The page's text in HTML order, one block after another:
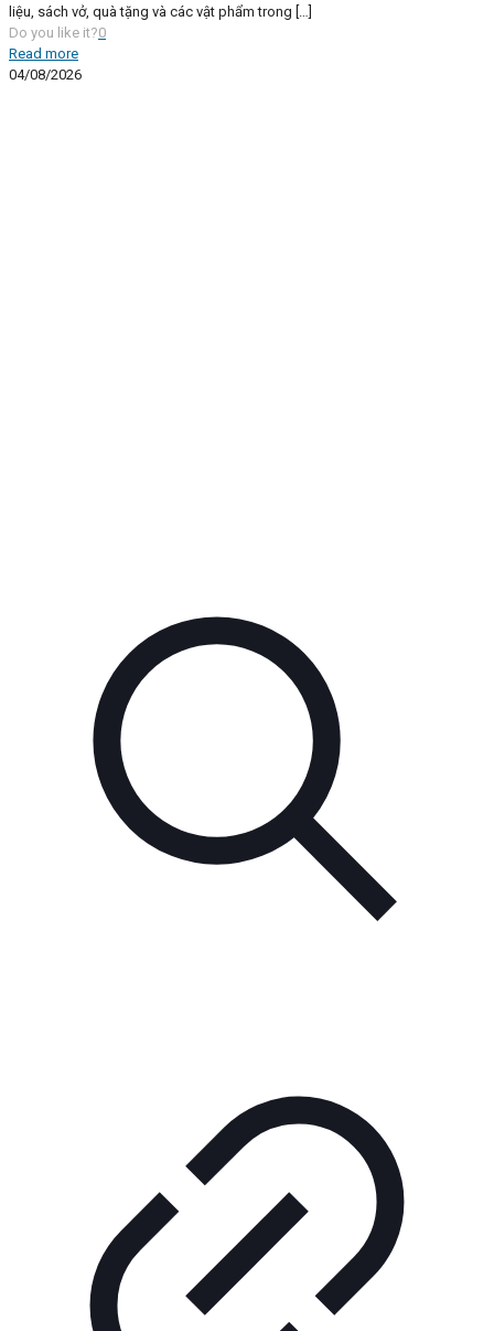
liệu, sách vở, quà tặng và các vật phẩm trong
Do you like it?0
Read more
04/08/2026